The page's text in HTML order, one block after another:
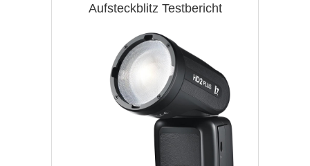
Aufsteckblitz Testbericht